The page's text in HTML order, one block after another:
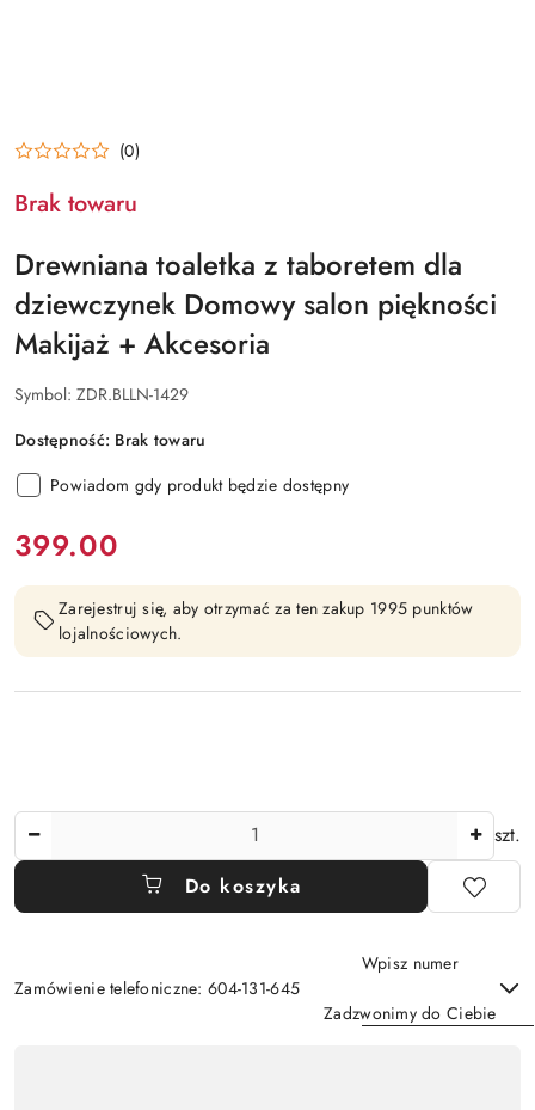
(0)
Brak towaru
Drewniana toaletka z taboretem dla
dziewczynek Domowy salon piękności
Makijaż + Akcesoria
Symbol: ZDR.BLLN-1429
Dostępność: Brak towaru
Powiadom gdy produkt będzie dostępny
cena:
399.00
Zarejestruj się, aby otrzymać za ten zakup 1995 punktów
lojalnościowych.
szt.
Do koszyka
Zamówienie telefoniczne: 604-131-645
Wpisz numer
Zadzwonimy do Ciebie